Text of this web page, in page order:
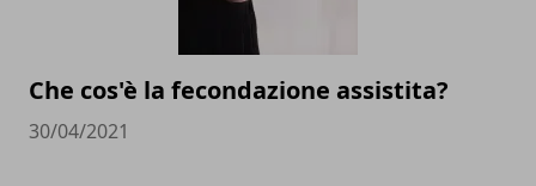
Che cos'è la fecondazione assistita?
30/04/2021